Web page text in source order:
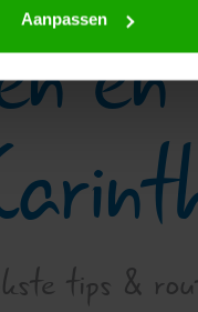
Aanpassen
tips &